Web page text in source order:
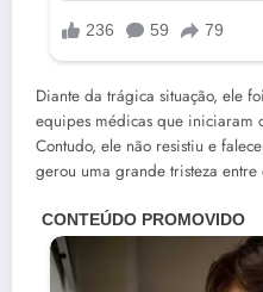
Diante da trágica situação, ele
equipes médicas que iniciaram
Contudo, ele não resistiu e
gerou uma grande tristeza